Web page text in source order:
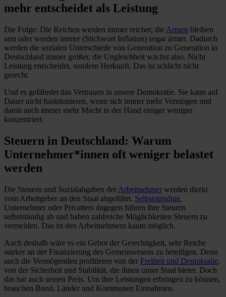
mehr entscheidet als Leistung
Die Folge: Die Reichen werden immer reicher, die Armen bleiben
arm oder werden immer (Stichwort Inflation) sogar ärmer. Dadurch
werden die sozialen Unterschiede von Generation zu Generation in
Deutschland immer größer, die Ungleichheit wächst also. Nicht
Leistung entscheidet, sondern Herkunft. Das ist schlicht nicht
gerecht.
Und es gefährdet das Vertrauen in unsere Demokratie. Sie kann auf
Dauer nicht funktionieren, wenn sich immer mehr Vermögen und
damit auch immer mehr Macht in der Hand einiger weniger
konzentriert.
Steuern in Deutschland: Warum
Unternehmer*innen oft weniger belastet
werden
Die Steuern und Sozialabgaben der Arbeitnehmer werden direkt
vom Arbeitgeber an den Staat abgeführt. Selbstständige,
Unternehmer oder Privatiers dagegen führen ihre Steuern
selbstständig ab und haben zahlreiche Möglichkeiten Steuern zu
vermeiden. Das ist den Arbeitnehmern kaum möglich.
Auch deshalb wäre es ein Gebot der Gerechtigkeit, sehr Reiche
stärker an der Finanzierung des Gemeinwesens zu beteiligen. Denn
auch die Vermögenden profitieren von der Freiheit und Demokratie,
von der Sicherheit und Stabilität, die ihnen unser Staat bietet. Doch
das hat auch seinen Preis. Um ihre Leistungen erbringen zu können,
brauchen Bund, Länder und Kommunen Einnahmen.